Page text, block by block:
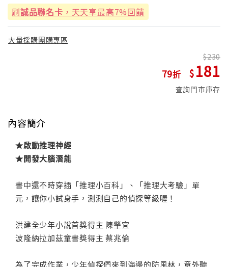
刷誠品聯名卡 ，天天享最高7%回饋
大量採購團購專區
79
230
181
查詢門市庫存
內容簡介
★啟動推理神經
★開發大腦潛能
書中還不時穿插「推理小百科」、「推理大考驗」單
元，讓你小試身手，測測自己的偵探等級喔！
洪建全少年小說首獎得主 陳肇宜
波隆納拉加茲童書獎得主 蔡兆倫
為了完成作業，少年偵探們來到海邊的防風林，意外聽